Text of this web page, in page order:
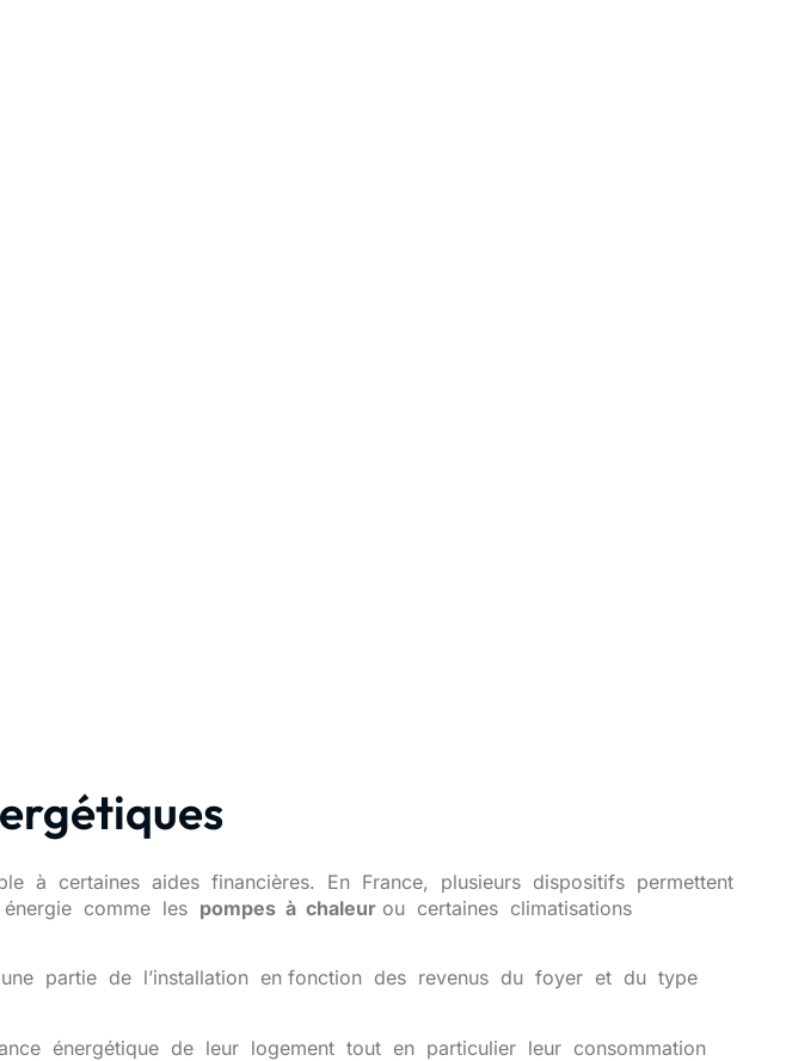
à certaines aides financières. En France, plusieurs dispositifs permettent
énergie comme les pompes à chaleur ou certaines climatisations
une partie de l’installation en fonction des revenus du foyer et du type
énergétique de leur logement tout en particulier leur consommation